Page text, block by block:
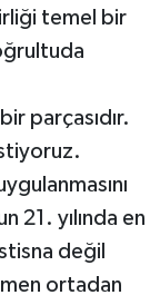
temel bir
parçasıdır.
21. yılında en
değil
ortadan